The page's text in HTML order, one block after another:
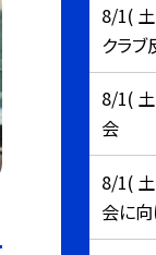
8/1( 土
クラ
8/1( 土
会
8/1( 土
会に